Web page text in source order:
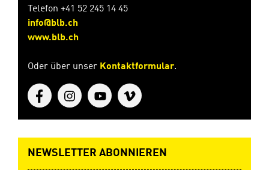
Telefon +41 52 245 14 45
info@blb.ch
www.blb.ch
Oder über unser Kontaktformular.
NEWSLETTER ABONNIEREN